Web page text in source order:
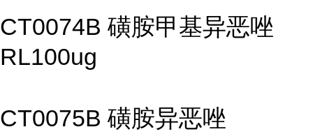
CT0074B 磺胺甲基异恶唑
RL100ug
CT0075B 磺胺异恶唑